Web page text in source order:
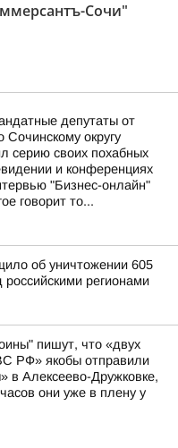
Сочи"
депутаты от
округу
серию своих похабных
и конференциях
"Бизнес-онлайн"
говорит то...
об уничтожении 605
российскими регионами
пишут, что «двух
РФ» якобы отправили
в Алексеево-Дружковке,
они уже в плену у